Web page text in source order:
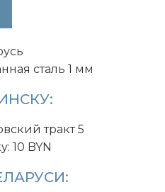
сталь 1 мм
тракт 5
10 BYN